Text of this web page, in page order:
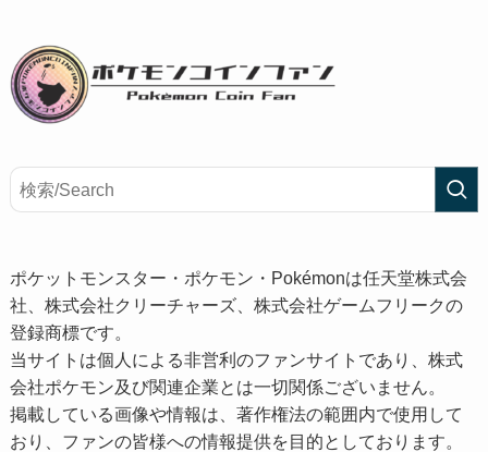
ポケットモンスター・ポケモン・Pokémonは任天堂株式会
社、株式会社クリーチャーズ、株式会社ゲームフリークの
登録商標です。
当サイトは個人による非営利のファンサイトであり、株式
会社ポケモン及び関連企業とは一切関係ございません。
掲載している画像や情報は、著作権法の範囲内で使用して
おり、ファンの皆様への情報提供を目的としております。